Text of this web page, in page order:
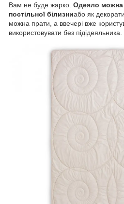
Вам не буде жарко. Одеяло можна
постільної білизниабо як
можна прати, а ввечері вже
використовувати без підідеяльника.